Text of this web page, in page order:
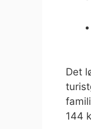
Det
144